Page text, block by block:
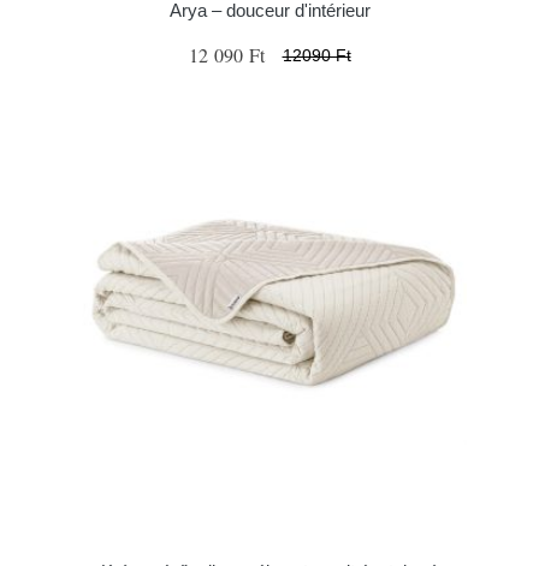
Arya – douceur d'intérieur
12 090 Ft 12090 Ft